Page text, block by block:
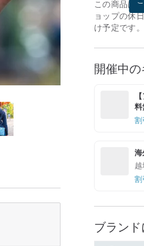
この商品は
ョップの休
け予定です。
開催中
料
ブラン